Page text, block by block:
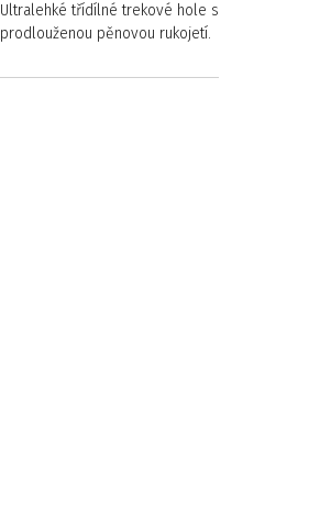
Ultralehké třídílné trekové hole s
prodlouženou pěnovou rukojetí.